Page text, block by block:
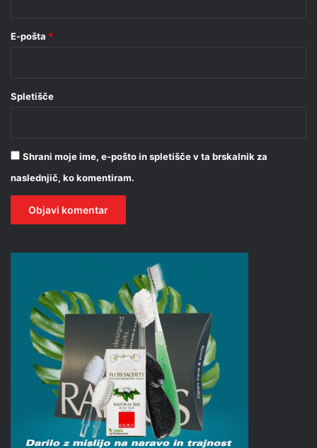
E-pošta *
Spletišče
Shrani moje ime, e-pošto in spletišče v ta brskalnik za
naslednjič, ko komentiram.